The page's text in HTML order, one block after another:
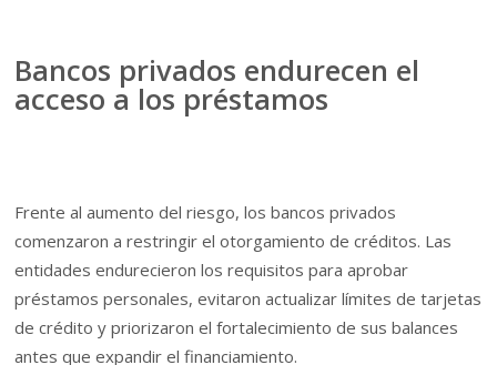
Bancos privados endurecen el
acceso a los préstamos
Frente al aumento del riesgo, los bancos privados
comenzaron a restringir el otorgamiento de créditos. Las
entidades endurecieron los requisitos para aprobar
préstamos personales, evitaron actualizar límites de tarjetas
de crédito y priorizaron el fortalecimiento de sus balances
antes que expandir el financiamiento.